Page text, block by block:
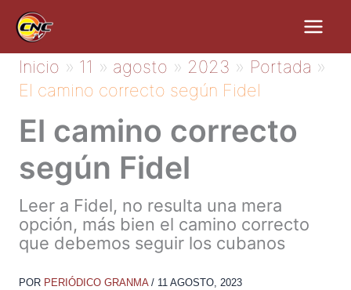
contenido
Inicio 11 agosto 2023
Portada
El camino correcto según Fidel
El camino correcto
según Fidel
Leer a Fidel, no resulta una mera
opción, más bien el camino correcto
que debemos seguir los cubanos
POR PERIÓDICO GRANMA / 11 AGOSTO, 2023